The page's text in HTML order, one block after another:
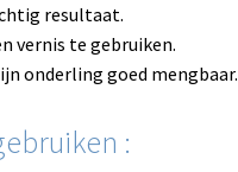
resultaat.
vernis te gebruiken.
onderling goed mengbaar.
: